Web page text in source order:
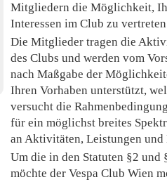
Mitgliedern die Möglichkeit,
Interessen im Club zu
Die Mitglieder tragen die
des Clubs und werden vom
nach Maßgabe der
Ihren Vorhaben unterstützt,
versucht die
für ein möglichst breites
an Aktivitäten, Leistungen
Um die in den Statuten §2 und
möchte der Vespa Club Wien